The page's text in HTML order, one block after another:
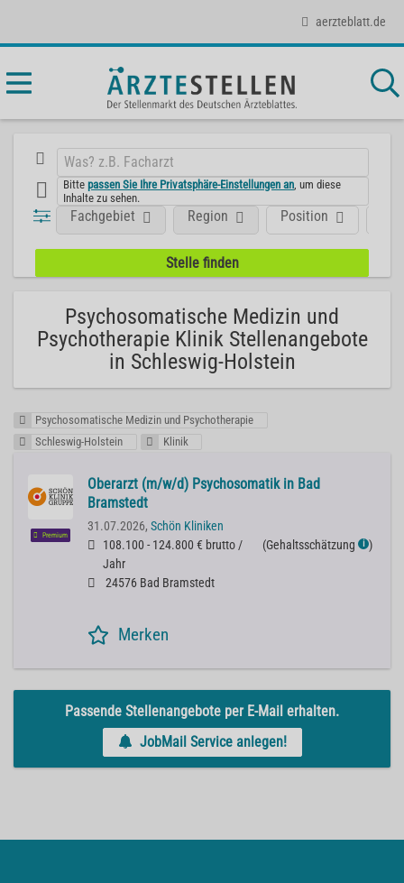
aerzteblatt.de
Bittepassen Sie Ihre Privatsphäre-Einstellungen an , um diese
Inhalte zu sehen.
Position
Fachgebiet Region
Psychosomatische Medizin und
Psychotherapie Klinik Stellenangebote
in Schleswig-Holstein
Psychosomatische Medizin und Psychotherapie
Schleswig-Holstein
Klinik
Premium
Oberarzt (m/w/d) Psychosomatik in Bad
Bramstedt
31.07.2026, Schön Kliniken
108.100 - 124.800 € brutto /
Jahr
(Gehaltsschätzung ℹ )
24576 Bad Bramstedt
Merken
Passende Stellenangebote per E-Mail erhalten.
JobMail Service anlegen!